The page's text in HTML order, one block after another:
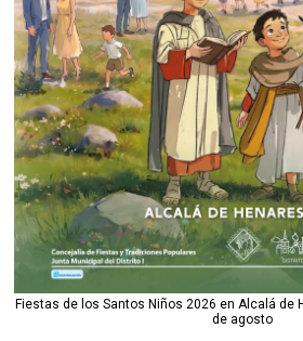
Fiestas de los Santos Niños 2026 en Alcalá de
de agosto